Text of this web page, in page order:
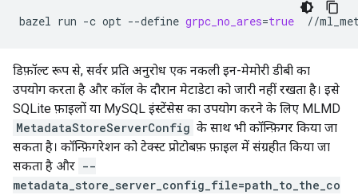
bazel run -c opt --define grpc_no_ares=true
डिफ़ॉल्ट रूप से, सर्वर प्रति अनुरोध एक नकली इन-मेमोरी डीबी का
उपयोग करता है और कॉल के दौरान मेटाडेटा को जारी नहीं रखता है। इसे
SQLite फ़ाइलों या MySQL इंस्टेंसेस का उपयोग करने के लिए MLMD
MetadataStoreServerConfig के साथ भी कॉन्फ़िगर किया जा
सकता है। कॉन्फ़िगरेशन को टेक्स्ट प्रोटोबफ़ फ़ाइल में संग्रहीत किया जा
सकता है और --
metadata_store_server_config_file=path_to_the_co